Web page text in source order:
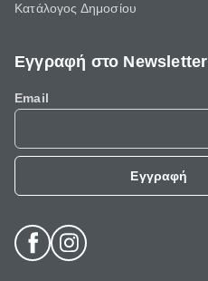
Κατάλογος Δημοσίου
Εγγραφή στο Newsletter
Email
Εγγραφή